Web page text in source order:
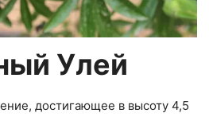
Улей
достигающее в высоту 4,5